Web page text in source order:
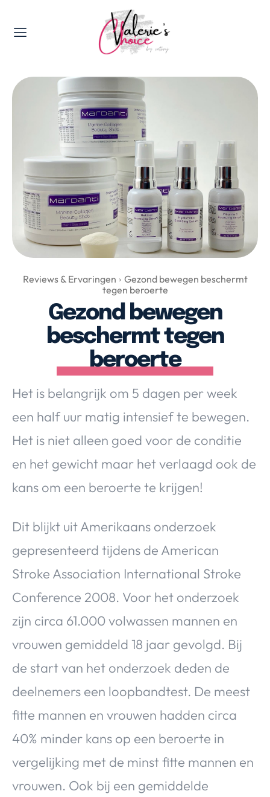
Valerie's Topics
Travel & Culture
Food & Drinks
Happyness & Opmerkelijk
Lifestyle, Sport & Duurzaamheid
Gadgets & Tech
Top 5 van Valerie
Health & Beauty
Huis & Tuin
Nieuws & Media
Over Valerie
Over Valerie
De Top 5
Contact
VALERIE'S CHOICE
Food & Drinks Health & Beauty Gadgets
Travel
Reviews & Ervaringen
Gezond bewegen beschermt
tegen beroerte
Gezond bewegen
beschermt tegen
beroerte
Het is belangrijk om 5 dagen per week
een half uur matig intensief te bewegen.
Het is niet alleen goed voor de conditie
en het gewicht maar het verlaagd ook de
kans om een beroerte te krijgen!
Dit blijkt uit Amerikaans onderzoek
gepresenteerd tijdens de American
Stroke Association International Stroke
Conference 2008. Voor het onderzoek
zijn circa 61.000 volwassen mannen en
vrouwen gemiddeld 18 jaar gevolgd. Bij
de start van het onderzoek deden de
deelnemers een loopbandtest. De meest
fitte mannen en vrouwen hadden circa
40% minder kans op een beroerte in
vergelijking met de minst fitte mannen en
vrouwen. Ook bij een gemiddelde